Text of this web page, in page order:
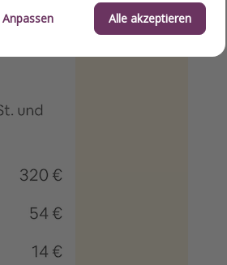
Anpassen Alle akzeptieren